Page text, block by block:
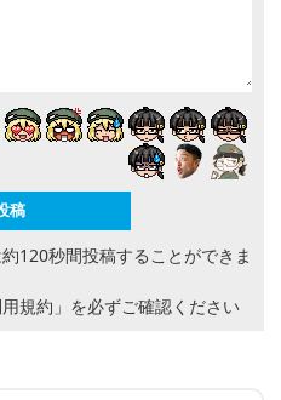
120秒間投稿することができま
用規約」 を必ずご確認ください